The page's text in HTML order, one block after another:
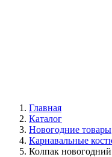
Главная
Каталог
Новогодние товары
Карнавальные
Колпак